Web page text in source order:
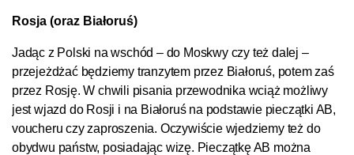
Ros­ja (oraz Bia­ło­ruś)
Ja­dąc z Pol­s­ki na wschód – do Mos­k­wy czy też dalej –
prze­jeż­dżać bę­dzie­my tran­zy­tem przez Bia­ło­ruś, po­tem zaś
przez Ros­ję. W chwi­li pi­sa­nia prze­wod­ni­ka wciąż moż­li­wy
jest wjazd do Ros­ji i na Bia­ło­ruś na pod­sta­wie pie­cząt­ki AB,
vou­che­ru czy za­pro­sze­nia. Oczy­wiś­cie wje­dzie­my też do
oby­dwu państw, po­sia­da­jąc wi­zę. Pie­cząt­kę AB moż­na